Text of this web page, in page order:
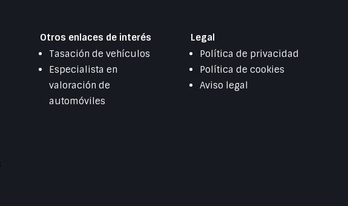
Otros enlaces de interés
Tasación de vehículos
Especialista en
valoración de
automóviles
Legal
Política de privacidad
Política de cookies
Aviso legal